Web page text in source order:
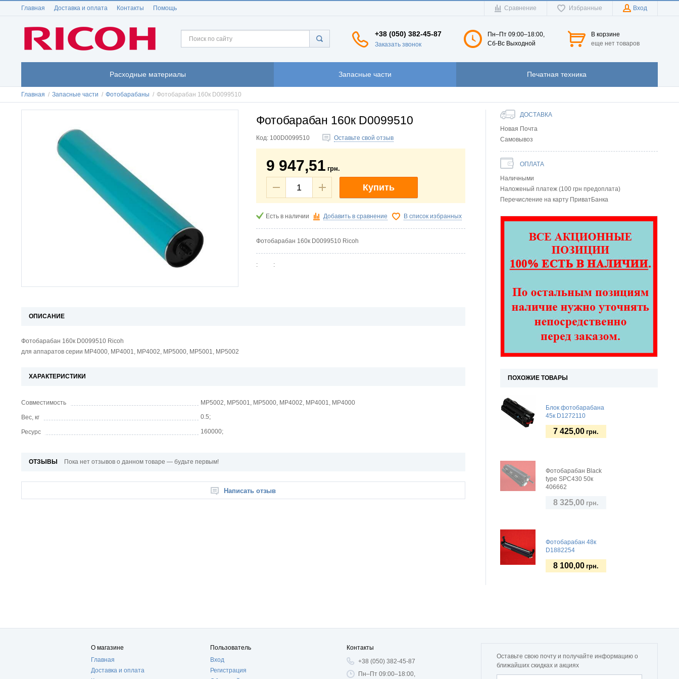
Главная Доставка и оплата Контакты Помощь Сравнение Избранные Вход
+38 (050) 382-45-87
Заказать звонок
Пн–Пт 09:00–18:00,
Сб-Вс Выходной
В корзине
еще нет товаров
Расходные материалы Запасные части Печатная техника
Главная / Запасные части / Фотобарабаны / Фотобарабан 160к D0099510
ДОСТАВКА
Новая Почта
Самовывоз
ОПЛАТА
Наличными
Наложеный платеж (100 грн предоплата)
Перечисление на карту ПриватБанка
ПОХОЖИЕ ТОВАРЫ
Блок фотобарабана
45к D1272110
7 425,00 грн.
Фотобарабан Black
type SPC430 50к
406662
8 325,00 грн.
Фотобарабан 48к
D1882254
8 100,00 грн.
Фотобарабан 160к D0099510
Код: 100D0099510 Оставьте свой отзыв
9 947,51 грн.
Купить
Есть в наличии Добавить в сравнение В список избранных
Фотобарабан 160к D0099510 Ricoh
: :
ОПИСАНИЕ
Фотобарабан 160к D0099510 Ricoh
для аппаратов серии MP4000, MP4001, MP4002, MP5000, MP5001, MP5002
ХАРАКТЕРИСТИКИ
Совместимость MP5002, MP5001, MP5000, MP4002, MP4001, MP4000
Вес, кг 0.5;
Ресурс 160000;
ОТЗЫВЫ Пока нет отзывов о данном товаре — будьте первым!
Написать отзыв
О магазине
Главная
Доставка и оплата
Пользователь
Вход
Регистрация
Контакты
+38 (050) 382-45-87
Пн–Пт 09:00–18:00,
Оставьте свою почту и получайте информацию о
ближайших скидках и акциях